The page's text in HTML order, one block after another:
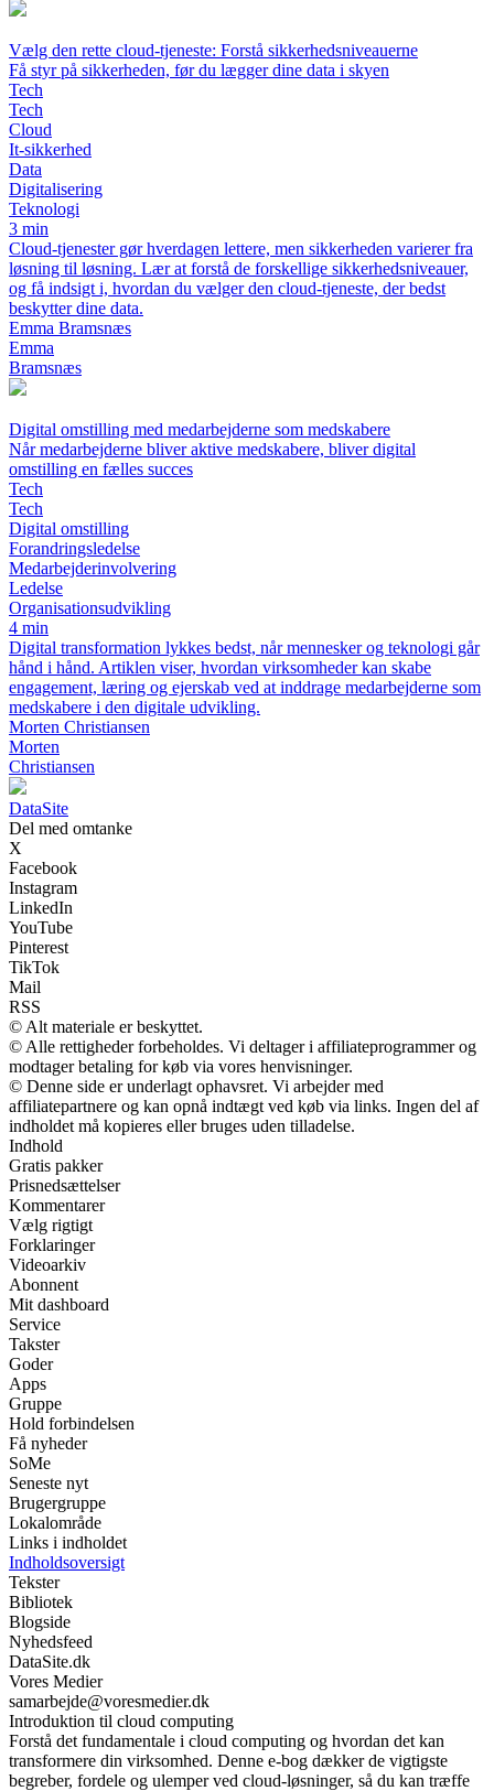
Vælg den rette cloud-tjeneste: Forstå sikkerhedsniveauerne
Få styr på sikkerheden, før du lægger dine data i skyen
Tech
Tech
Cloud
It-sikkerhed
Data
Digitalisering
Teknologi
3 min
Cloud-tjenester gør hverdagen lettere, men sikkerheden varierer fra
løsning til løsning. Lær at forstå de forskellige sikkerhedsniveauer,
og få indsigt i, hvordan du vælger den cloud-tjeneste, der bedst
beskytter dine data.
Emma Bramsnæs
Emma
Bramsnæs
Digital omstilling med medarbejderne som medskabere
Når medarbejderne bliver aktive medskabere, bliver digital
omstilling en fælles succes
Tech
Tech
Digital omstilling
Forandringsledelse
Medarbejderinvolvering
Ledelse
Organisationsudvikling
4 min
Digital transformation lykkes bedst, når mennesker og teknologi går
hånd i hånd. Artiklen viser, hvordan virksomheder kan skabe
engagement, læring og ejerskab ved at inddrage medarbejderne som
medskabere i den digitale udvikling.
Morten Christiansen
Morten
Christiansen
DataSite
Del med omtanke
X
Facebook
Instagram
LinkedIn
YouTube
Pinterest
TikTok
Mail
RSS
© Alt materiale er beskyttet.
© Alle rettigheder forbeholdes. Vi deltager i affiliateprogrammer og
modtager betaling for køb via vores henvisninger.
© Denne side er underlagt ophavsret. Vi arbejder med
affiliatepartnere og kan opnå indtægt ved køb via links. Ingen del af
indholdet må kopieres eller bruges uden tilladelse.
Indhold
Gratis pakker
Prisnedsættelser
Kommentarer
Vælg rigtigt
Forklaringer
Videoarkiv
Abonnent
Mit dashboard
Service
Takster
Goder
Apps
Gruppe
Hold forbindelsen
Få nyheder
SoMe
Seneste nyt
Brugergruppe
Lokalområde
Links i indholdet
Indholdsoversigt
Tekster
Bibliotek
Blogside
Nyhedsfeed
DataSite.dk
Vores Medier
samarbejde@voresmedier.dk
Introduktion til cloud computing
Forstå det fundamentale i cloud computing og hvordan det kan
transformere din virksomhed. Denne e-bog dækker de vigtigste
begreber, fordele og ulemper ved cloud-løsninger, så du kan træffe